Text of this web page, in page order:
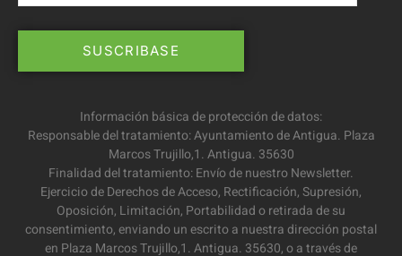
Información básica de protección de datos:
Responsable del tratamiento: Ayuntamiento de Antigua. Plaza
Marcos Trujillo,1. Antigua. 35630
Finalidad del tratamiento: Envío de nuestro Newsletter.
Ejercicio de Derechos de Acceso, Rectificación, Supresión,
Oposición, Limitación, Portabilidad o retirada de su
consentimiento, enviando un escrito a nuestra dirección postal
en Plaza Marcos Trujillo,1. Antigua. 35630, o a través de